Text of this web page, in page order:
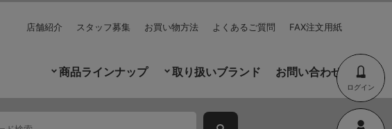
店舗紹介 スタッフ募集 お買い物方法 よくあるご質問 FAX注文用紙
ログイン
商品ラインナップ 取り扱いブランド お問い合わせ